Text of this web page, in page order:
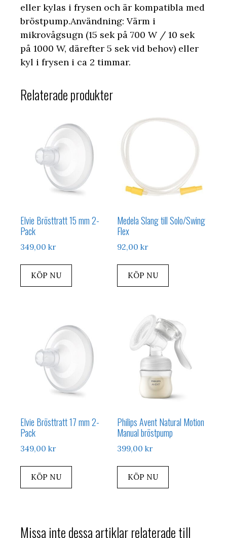
eller kylas i frysen och är kompatibla med
bröstpump.Användning: Värm i
mikrovågsugn (15 sek på 700 W / 10 sek
på 1000 W, därefter 5 sek vid behov) eller
kyl i frysen i ca 2 timmar.
Relaterade produkter
Elvie Brösttratt 15 mm 2-
Pack
349,00 kr
KÖP NU
Medela Slang till Solo/Swing
Flex
92,00kr
KÖP NU
Elvie Brösttratt 17 mm 2-
Pack
349,00 kr
KÖP NU
Philips Avent Natural Motion
Manual bröstpump
399,00kr
KÖP NU
Missa inte dessa artiklar relaterade till